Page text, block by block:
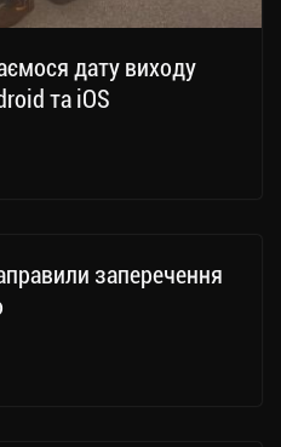
дату виходу
та iOS
заперечення